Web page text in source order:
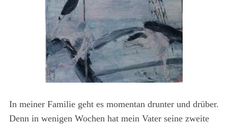
In meiner Familie geht es momentan drunter und drüber.
Denn in wenigen Wochen hat mein Vater seine zweite